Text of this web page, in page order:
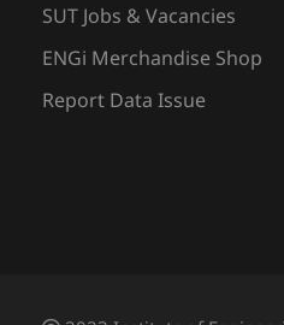
SUT Jobs & Vacancies
ENGi Merchandise Shop
Report Data Issue